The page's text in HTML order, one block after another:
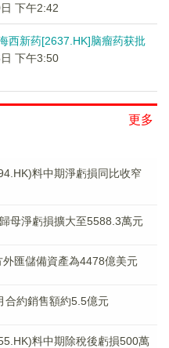
下午2:42
西新药[2637.HK]脑瘤药获批
下午3:50
更多
料中期淨虧損同比收窄
母淨虧損擴大至5588.3萬元
匯儲備資產為4478億美元
合約銷售額約5.5億元
料中期除稅後虧損500萬